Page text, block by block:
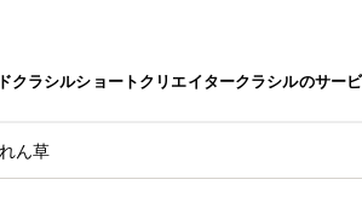
クラシルショートクリエイタークラシルのサー
ん草